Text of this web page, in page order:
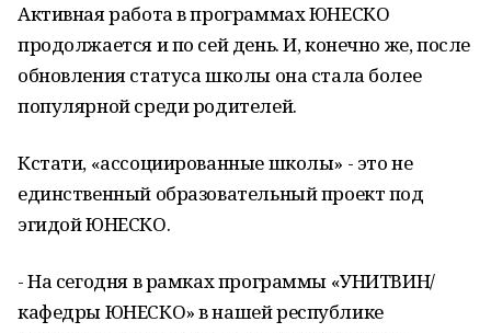
Активная работа в программах ЮНЕСКО
продолжается и по сей день. И, конечно же, после
обновления статуса школы она стала более
популярной среди родителей.
Кстати, «ассоциированные школы» - это не
единственный образовательный проект под
эгидой ЮНЕСКО.
- На сегодня в рамках программы «УНИТВИН/
кафедры ЮНЕСКО» в нашей республике